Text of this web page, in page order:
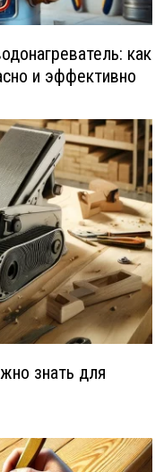
как
и эффективно
знать для